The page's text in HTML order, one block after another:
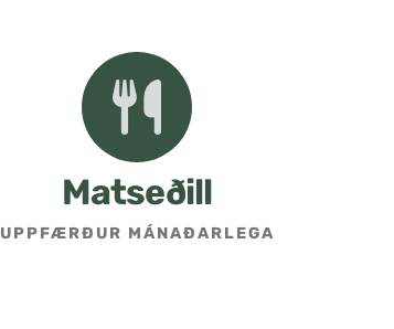
Matseðill
UPPFÆRÐUR MÁNAÐARLEGA